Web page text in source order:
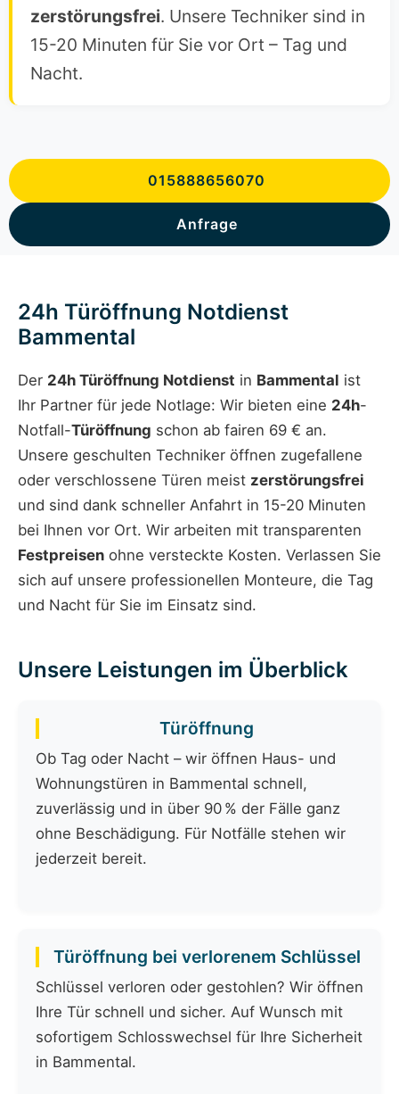
zerstörungsfrei. Unsere Techniker sind in
15-20 Minuten für Sie vor Ort – Tag und
Nacht.
015888656070
Anfrage
24h Türöffnung Notdienst
Bammental
Der 24h Türöffnung Notdienst in Bammental ist
Ihr Partner für jede Notlage: Wir bieten eine 24h-
Notfall-Türöffnung schon ab fairen 69 € an.
Unsere geschulten Techniker öffnen zugefallene
oder verschlossene Türen meist zerstörungsfrei
und sind dank schneller Anfahrt in 15-20 Minuten
bei Ihnen vor Ort. Wir arbeiten mit transparenten
Festpreisen ohne versteckte Kosten. Verlassen Sie
sich auf unsere professionellen Monteure, die Tag
und Nacht für Sie im Einsatz sind.
Unsere Leistungen im Überblick
Türöffnung
Ob Tag oder Nacht – wir öffnen Haus- und
Wohnungstüren in Bammental schnell,
zuverlässig und in über 90 % der Fälle ganz
ohne Beschädigung. Für Notfälle stehen wir
jederzeit bereit.
Türöffnung bei verlorenem Schlüssel
Schlüssel verloren oder gestohlen? Wir öffnen
Ihre Tür schnell und sicher. Auf Wunsch mit
sofortigem Schlosswechsel für Ihre Sicherheit
in Bammental.